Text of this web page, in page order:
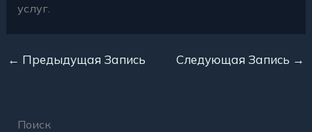
услуг.
← Предыдущая Запись Следующая Запись →
Поиск